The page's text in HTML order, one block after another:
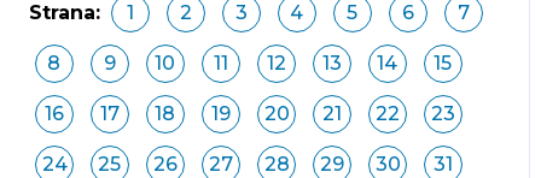
Strana: 1 2 3 4 5 6 7
8 9 10 11 12 13 14 15
16 17 18 19 20 21 22 23
24 25 26 27 28 29 30 31